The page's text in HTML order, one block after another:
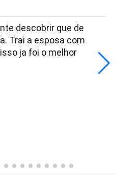
descobrir que de
Trai a esposa com
ja foi o melhor